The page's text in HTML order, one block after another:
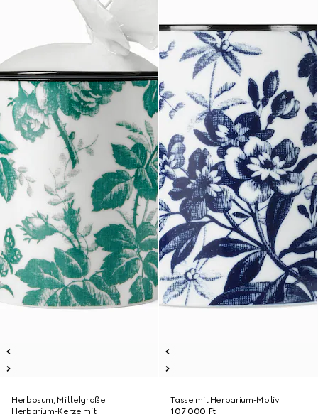
Herbosum, Mittelgroße
Herbarium-Kerze mit
Tasse mit Herbarium-Motiv
107 000 Ft